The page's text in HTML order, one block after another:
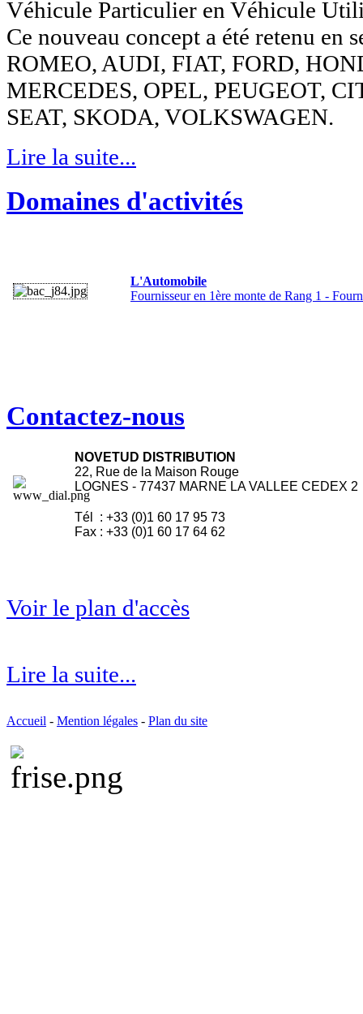
Véhicule Particulier en Véhicule
Ce nouveau concept a été retenu en
ROMEO, AUDI, FIAT, FORD,
MERCEDES, OPEL, PEUGEOT,
SEAT, SKODA, VOLKSWAGEN.
Lire la suite...
Domaines d'activités
L'Automobile
Fournisseur en 1ère monte de Rang 1 -
Contactez-nous
NOVETUD DISTRIBUTION
22, Rue de la Maison Rouge
LOGNES - 77437 MARNE LA VALLEE CEDEX
Tél : +33 (0)1 60 17 95 73
Fax : +33 (0)1 60 17 64 62
Voir le plan d'accès
Lire la suite...
Accueil - Mention légales - Plan du site